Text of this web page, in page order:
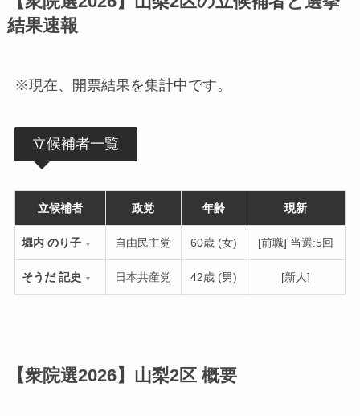
結果速報
※現在、開票結果を集計中です。
立候補者一覧
立候補者 政党 年齢 現新
堀内 のり子 ▼ 自由民主党 60歳 (女) [前職] 当選:5回
そうだ 記史 ▼ 日本共産党 42歳 (男) [新人]
【衆院選2026】山梨2区 概要